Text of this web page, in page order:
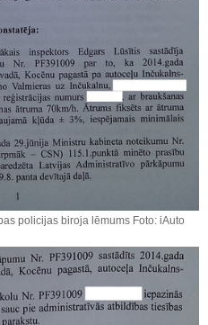
policijas biroja lēmums Foto: iAuto